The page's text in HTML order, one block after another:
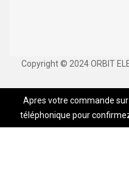
Copyright © 2024 ORBIT
Apres votre commande
téléphonique pour